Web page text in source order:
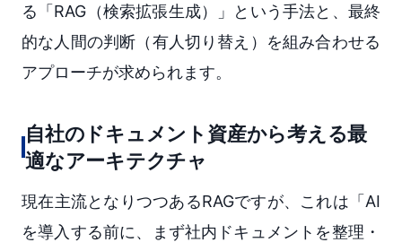
る「RAG（検索拡張生成）」という手法と、最終
的な人間の判断（有人切り替え）を組み合わせる
アプローチが求められます。
自社のドキュメント資産から考える最
適なアーキテクチャ
現在主流となりつつあるRAGですが、これは「AI
を導入する前に、まず社内ドキュメントを整理・